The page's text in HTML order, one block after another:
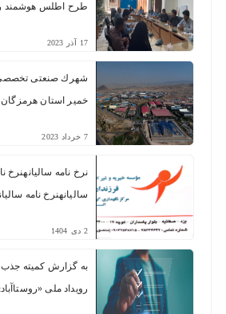
طرح اطلس هوشمند
17 آذر 2023
شهرك صنعتی
خمير استان هرمزگان به
7 خرداد 2023
نرخ نامه سالیانهنرخ
سالیانهنرخ نامه
2 دی 1404
به گزارش کمیته
رویداد ملی